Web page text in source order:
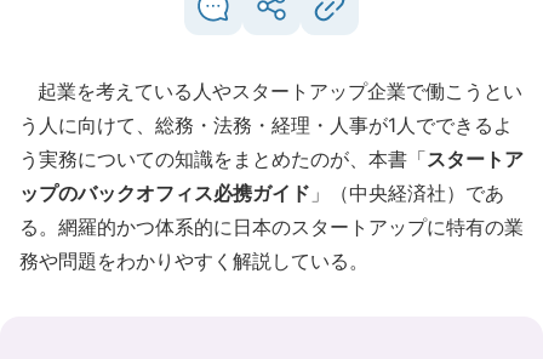
起業を考えている人やスタートアップ企業で働こうとい
う人に向けて、総務・法務・経理・人事が1人でできるよ
う実務についての知識をまとめたのが、本書「スタートア
ップのバックオフィス必携ガイド 」（中央経済社）であ
る。網羅的かつ体系的に日本のスタートアップに特有の業
務や問題をわかりやすく解説している。